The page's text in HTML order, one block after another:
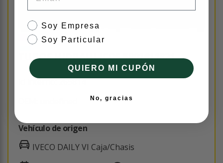
TUBOS HIDRAULICOS 5801611821
Id interno: 265814
Vehículo de origen
IVECO DAILY VI Caja/Chasis
tipo de cliente
Soy Empresa
Soy Particular
QUIERO MI CUPÓN
No, gracias